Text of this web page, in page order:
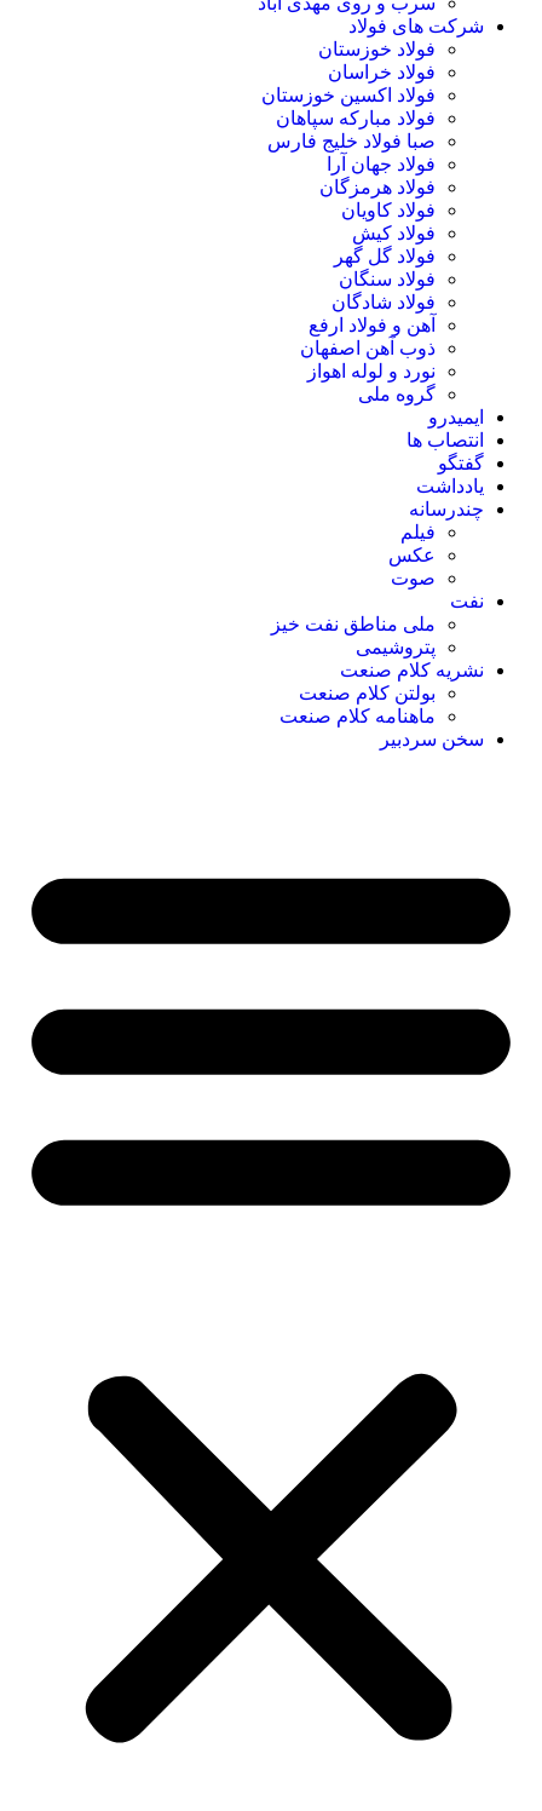
شرکت های فولاد
فولاد خوزستان
فولاد خراسان
فولاد اکسین خوزستان
فولاد مبارکه سپاهان
صبا فولاد خلیج فارس
فولاد جهان آرا
فولاد هرمزگان
فولاد کاویان
فولاد کیش
فولاد گل گهر
فولاد سنگان
فولاد شادگان
آهن و فولاد ارفع
ذوب آهن اصفهان
نورد و لوله اهواز
گروه ملی
ایمیدرو
انتصاب ها
گفتگو
یادداشت
چندرسانه
فیلم
عکس
صوت
نفت
ملی مناطق نفت خیز
پتروشیمی
نشریه کلام صنعت
بولتن کلام صنعت
ماهنامه کلام صنعت
سخن سردبیر